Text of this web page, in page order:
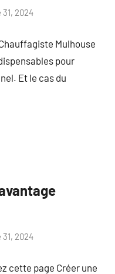
2024
Mulhouse
pour
Et le cas du
2024
cette page Créer une